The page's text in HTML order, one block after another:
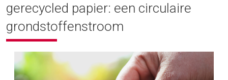
gerecycled papier: een circulaire
grondstoffenstroom